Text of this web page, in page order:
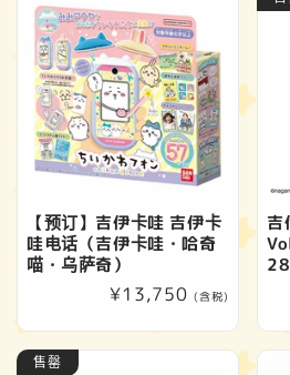
格
【预订】吉伊卡哇 吉伊卡
哇电话（吉伊卡哇・哈奇
喵・乌萨奇）
常
价
¥13,750 (含税)
吉
售罄